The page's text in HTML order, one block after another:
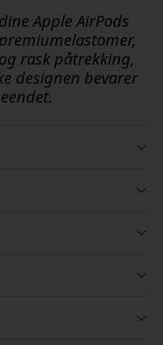
Apple AirPods
rask påtrekking,
designen bevarer